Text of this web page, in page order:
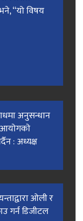
भने, “यो विषय
अनुसन्धान
आयाेगकाे
: अध्यक्ष
ओली र
गर्न डिजीटल